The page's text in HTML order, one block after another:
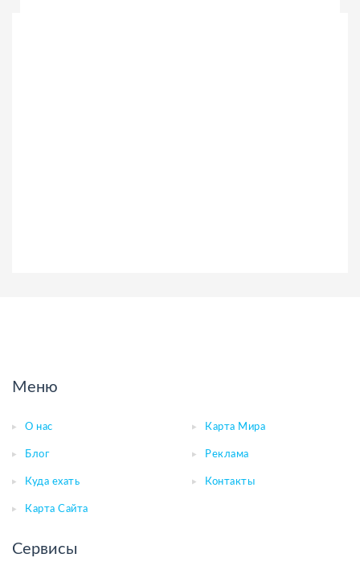
Меню
О нас Карта Мира
Блог Реклама
Куда ехать Контакты
Карта Сайта
Сервисы